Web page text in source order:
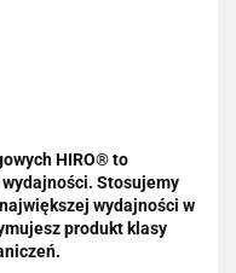
HIRO® to
Stosujemy
wydajności w
produkt klasy